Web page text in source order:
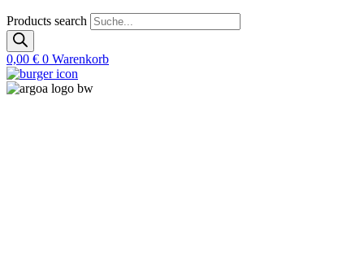
Products search
0,00 € 0 Warenkorb